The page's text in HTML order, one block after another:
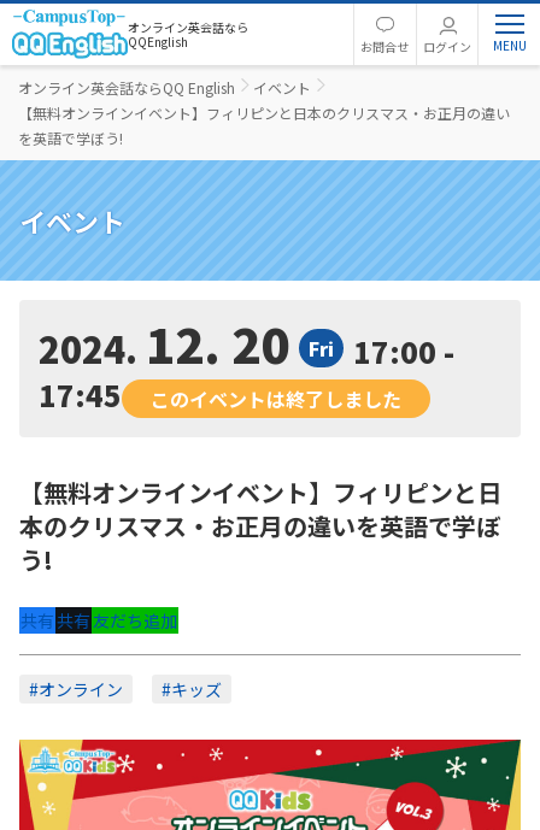
オンライン英会話なら
QQEnglish
お問合せ ログイン
オンライン英会話ならQQ English
イベント
【無料オンラインイベント】フィリピンと日本のクリスマス・お正月の違い
を英語で学ぼう!
イベント
2024 12. 20 Fri
17:00 -
17:45
このイベントは終了しました
【無料オンラインイベント】フィリピンと日
本のクリスマス・お正月の違いを英語で学ぼ
う!
共有共有友だち追加
#オンライン #キッズ